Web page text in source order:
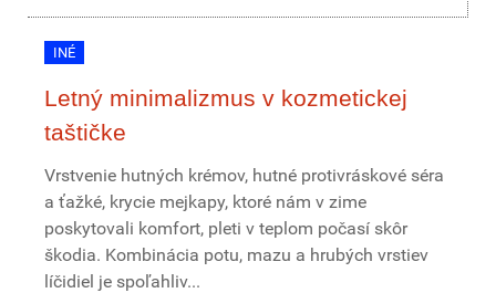
INÉ
Letný minimalizmus v kozmetickej
taštičke
Vrstvenie hutných krémov, hutné protivráskové séra
a ťažké, krycie mejkapy, ktoré nám v zime
poskytovali komfort, pleti v teplom počasí skôr
škodia. Kombinácia potu, mazu a hrubých vrstiev
líčidiel je spoľahliv...